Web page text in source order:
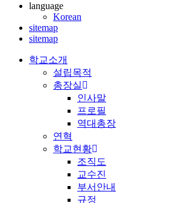
language
Korean
sitemap
sitemap
학교소개
설립목적
총장실
인사말
프로필
역대총장
연혁
학교현황
조직도
교수진
부서안내
규정